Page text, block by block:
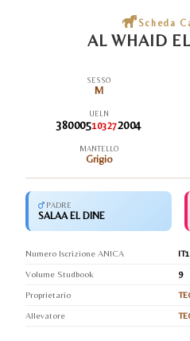
Scheda
AL WHAID
SESSO
M
UELN
380005103272004
MANTELLO
Grigio
PADRE
SALAA EL DINE
Numero Iscrizione ANICA
Volume Studbook
9
Proprietario
Allevatore